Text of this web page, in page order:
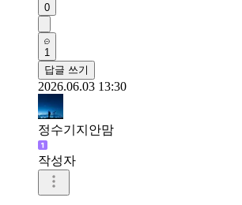
0
1
답글 쓰기
2026.06.03 13:30
정수기지안맘
작성자